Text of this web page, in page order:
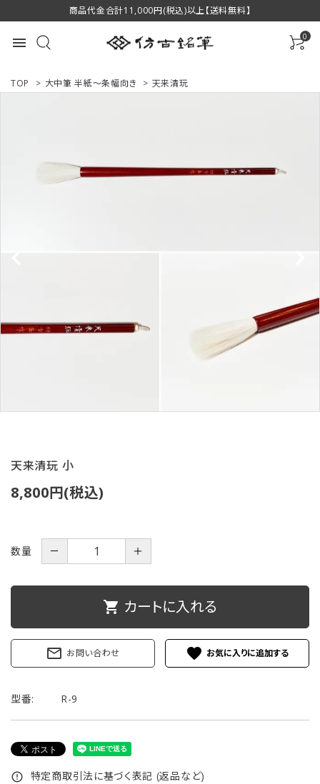
商品代金合計11,000円(税込)以上【送料無料】
menu 0
特定商取引法について
TOP > 大中筆 半紙～条幅向き > 天来清玩
天来清玩 小
8,800円(税込)
数量 － ＋
shopping_cart カートに入れる
mail_outline お問い合わせ favorite
型番: R-9
error_outline 特定商取引法に基づく表記 (返品など)